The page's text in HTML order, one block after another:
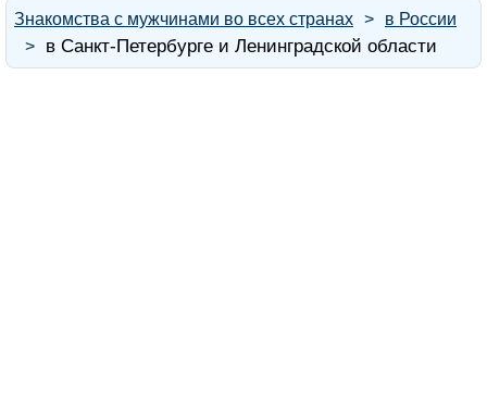
Знакомства с мужчинами во всех странах в России
в Санкт-Петербурге и Ленинградской области